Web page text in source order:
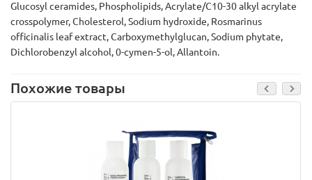
Glucosyl ceramides, Phospholipids, Acrylate/C10-30 alkyl acrylate
crosspolymer, Cholesterol, Sodium hydroxide, Rosmarinus
officinalis leaf extract, Carboxymethylglucan, Sodium phytate,
Dichlorobenzyl alcohol, 0-cymen-5-ol, Allantoin.
Похожие товары